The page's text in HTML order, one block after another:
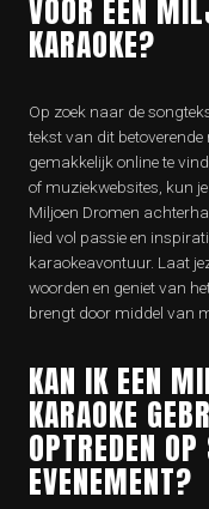
VOOR EEN
KARAOKE?
Op zoek naar de
tekst van dit
gemakkelijk online te
of muziekwebsites, kun
Miljoen Dromen
lied vol passie en
karaokeavontuur. Laat
woorden en geniet van
brengt door middel van
KAN IK EEN
KARAOKE
OPTREDEN
EVENEMENT?